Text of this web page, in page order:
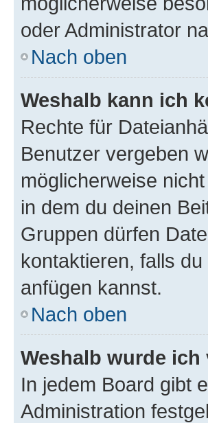
oder Administrator
Nach oben
Weshalb kann ich
Rechte für
Benutzer vergeben
möglicherweise
in dem du deinen
Gruppen dürfen
kontaktieren, falls
anfügen kannst.
Nach oben
Weshalb wurde ich
In jedem Board gibt
Administration